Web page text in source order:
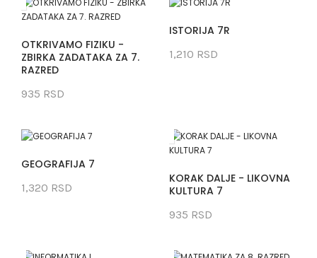
OTKRIVAMO FIZIKU -
ZBIRKA ZADATAKA ZA 7.
RAZRED
935 RSD
ISTORIJA 7R
1,210 RSD
GEOGRAFIJA 7
1,320 RSD
KORAK DALJE - LIKOVNA
KULTURA 7
935 RSD